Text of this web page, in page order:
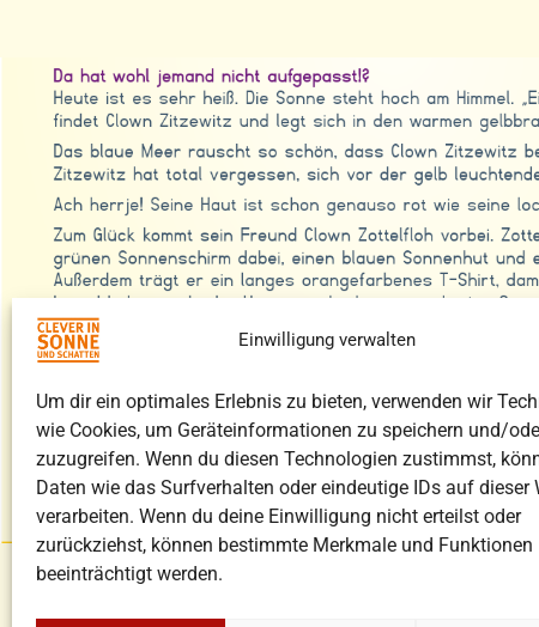
Einwilligung verwalten
Um dir ein optimales Erlebnis zu bieten, verwenden wir
wie Cookies, um Geräteinformationen zu speichern und/
zuzugreifen. Wenn du diesen Technologien zustimmst,
Daten wie das Surfverhalten oder eindeutige IDs auf dieser
verarbeiten. Wenn du deine Einwilligung nicht erteilst oder
zurückziehst, können bestimmte Merkmale und Funktionen
beeinträchtigt werden.